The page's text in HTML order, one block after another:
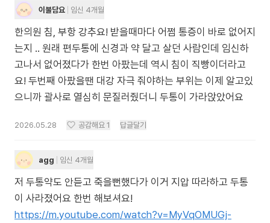
이불담요 임신 4개월
한의원 침, 부항 강추요! 받을때마다 어쩜 통증이 바로 없어지
는지 .. 원래 편두통에 신경과 약 달고 살던 사람인데 임신하
고나서 없어졌다가 한번 아팠는데 역시 침이 직빵이더라고
요! 두번째 아팠을땐 대강 자극 줘야하는 부위는 이제 알고있
으니까 괄사로 열심히 문질러줬더니 두통이 가라앉았어요
2026.05.28 공감해요 1 답글달기
agg 임신 4개월
저 두통약도 안듣고 죽을뻔했다가 이거 지압 따라하고 두통
이 사라졌어요 한번 해보셔요!
https://m.youtube.com/watch?v=MyVqOMUGj-